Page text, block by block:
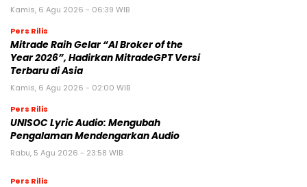
Kamis, 6 Agu 2026 - 06:39 WIB
Pers Rilis
Mitrade Raih Gelar “AI Broker of the
Year 2026”, Hadirkan MitradeGPT Versi
Terbaru di Asia
Kamis, 6 Agu 2026 - 02:00 WIB
Pers Rilis
UNISOC Lyric Audio: Mengubah
Pengalaman Mendengarkan Audio
Rabu, 5 Agu 2026 - 23:58 WIB
Pers Rilis